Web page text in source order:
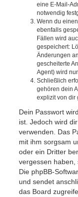
eine E-Mail-
notwendig
Wenn du
ebenfalls
Fällen wird
gespeichert:
Änderungen
gescheiterte
Agent) wird
Schließlich
gehören dein
explizit von dir
Dein Passwort
ist. Jedoch wird
verwenden. Das
mit ihm sorgsam
oder ein Dritter
vergessen haben,
Die phpBB-
und sendet
das Board